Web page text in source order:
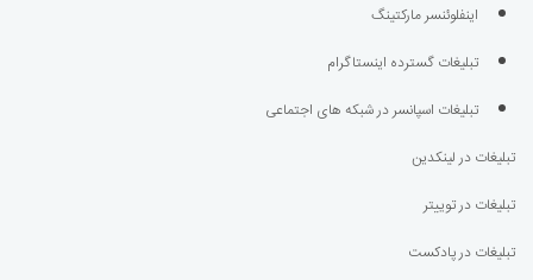
اینفلوئنسر مارکتینگ
تبلیغات گسترده اینستاگرام
تبلیغات اسپانسر در شبکه های اجتماعی
تبلیغات در لینکدین
تبلیغات در توییتر
تبلیغات در پادکست